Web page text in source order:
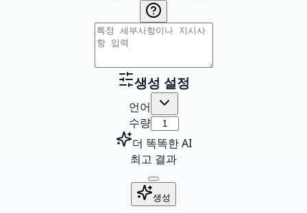
생성 설정
언어
수량
더 똑똑한 AI
최고 결과
생성